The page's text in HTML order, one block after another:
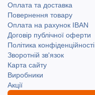
Оплата та доставка
Повернення товару
Оплата на рахунок IBAN
Договір публічної оферти
Політика конфіденційності
Зворотній зв'язок
Карта сайту
Виробники
Акції